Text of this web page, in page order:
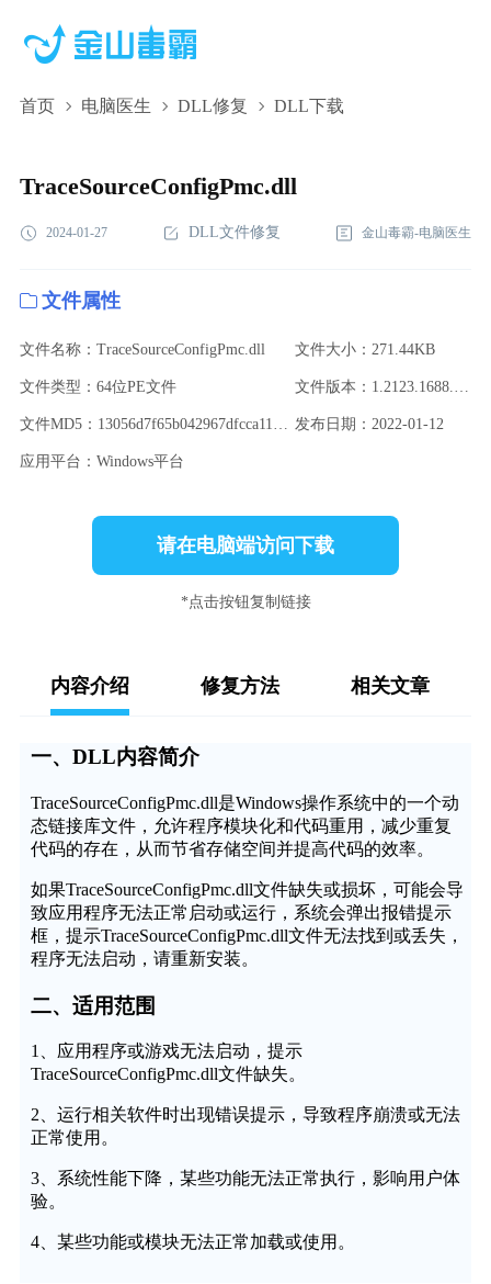
首页 电脑医生 DLL修复 DLL下载
TraceSourceConfigPmc.dll,TraceSourceConfigPmc.dll下
TraceSourceConfigPmc.dll
2024-01-27 DLL文件修复 金山毒霸-电脑医生
文件属性
文件名称：TraceSourceConfigPmc.dll 文件大小：271.44KB
文件类型：64位PE文件 文件版本：1.2123.1688.200
文件MD5：13056d7f65b042967dfcca116930e130 发布日期：2022-01-12
应用平台：Windows平台
请在电脑端访问下载
*点击按钮复制链接
内容介绍 修复方法 相关文章
一、DLL内容简介
TraceSourceConfigPmc.dll是Windows操作系统中的一个动
态链接库文件，允许程序模块化和代码重用，减少重复
代码的存在，从而节省存储空间并提高代码的效率。
如果TraceSourceConfigPmc.dll文件缺失或损坏，可能会导
致应用程序无法正常启动或运行，系统会弹出报错提示
框，提示TraceSourceConfigPmc.dll文件无法找到或丢失，
程序无法启动，请重新安装。
二、适用范围
1、应用程序或游戏无法启动，提示
TraceSourceConfigPmc.dll文件缺失。
2、运行相关软件时出现错误提示，导致程序崩溃或无法
正常使用。
3、系统性能下降，某些功能无法正常执行，影响用户体
验。
4、某些功能或模块无法正常加载或使用。